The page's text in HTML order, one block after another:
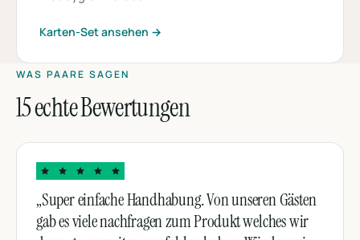
Karten-Set ansehen →
WAS PAARE SAGEN
15 echte Bewertungen
„Super einfache Handhabung. Von unseren Gästen
gab es viele nachfragen zum Produkt welches wir